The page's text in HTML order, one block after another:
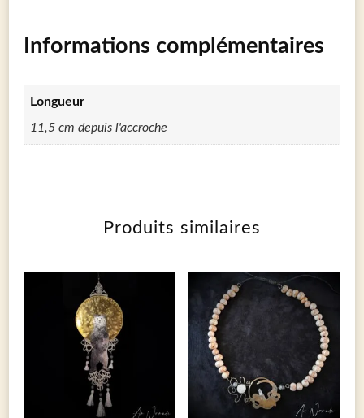
Informations complémentaires
Longueur
11,5 cm depuis l'accroche
Produits similaires